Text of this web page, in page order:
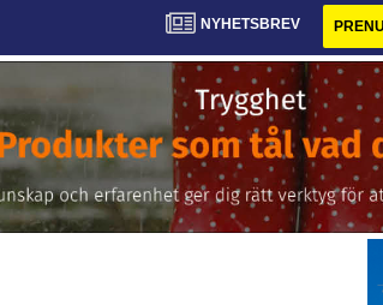
NYHETSBREV